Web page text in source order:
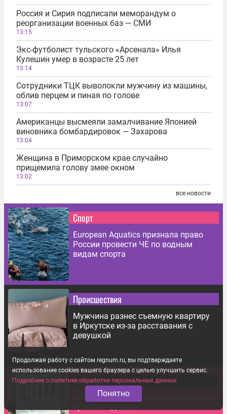
Россия и Сирия подписали меморандум о
реорганизации военных баз — СМИ
13:15
Экс-футболист тульского «Арсенала» Илья
Кулешин умер в возрасте 25 лет
13:14
Сотрудники ТЦК выволокли мужчину из машины,
облив перцем и пиная по голове
13:07
Американцы высмеяли замалчивание Японией
виновника бомбардировок — Захарова
13:04
Женщина в Приморском крае случайно
прищемила голову змее окном
13:02
все новости
Спорт
European Aquatics признала право
России провести ЧЕ по водным
видам спорта
Происшествия
Мужчина разнес съемную квартиру
в Иркутске из-за расставания с
девушкой
Культура
«Легкий сборник»: без человечности
Продолжая работу с сайтом regnum.ru, вы подтверждаете
использование cookies вашего браузера с целью улучшить сервис.
Подробнее о политике обработки персональных данных
Понятно